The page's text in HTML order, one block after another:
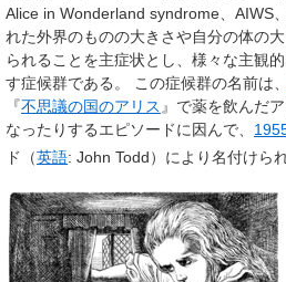
Alice in Wonderland syndrome、AIWS、
れた外界のものの大きさや自分の体の
られることを主症状とし、様々な主観
す症候群である。 この症候群の名前は、
『不思議の国のアリス 』で薬を飲んだ
なったりするエピソードに因んで、
ド（英語: John Todd）により名付けら